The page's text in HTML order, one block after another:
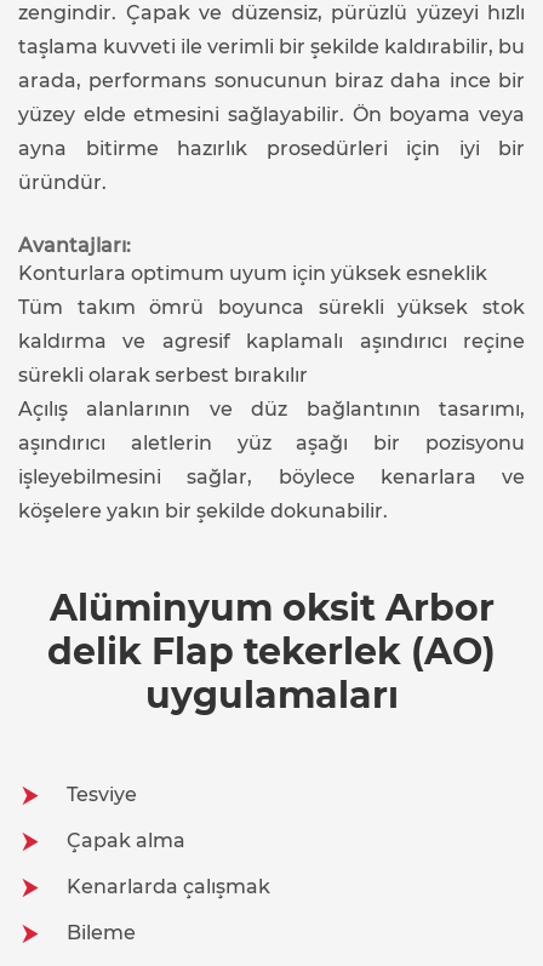
zengindir. Çapak ve düzensiz, pürüzlü yüzeyi hızlı
taşlama kuvveti ile verimli bir şekilde kaldırabilir, bu
arada, performans sonucunun biraz daha ince bir
yüzey elde etmesini sağlayabilir. Ön boyama veya
ayna bitirme hazırlık prosedürleri için iyi bir
üründür.
Avantajları:
Konturlara optimum uyum için yüksek esneklik
Tüm takım ömrü boyunca sürekli yüksek stok
kaldırma ve agresif kaplamalı aşındırıcı reçine
sürekli olarak serbest bırakılır
Açılış alanlarının ve düz bağlantının tasarımı,
aşındırıcı aletlerin yüz aşağı bir pozisyonu
işleyebilmesini sağlar, böylece kenarlara ve
köşelere yakın bir şekilde dokunabilir.
Alüminyum oksit Arbor
delik Flap tekerlek (AO)
uygulamaları
Tesviye
Çapak alma
Kenarlarda çalışmak
Bileme